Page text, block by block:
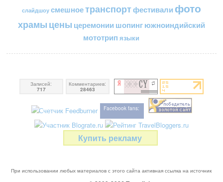
слайдшоу смешноетранспортфестивали фото
храмы цены церемонии шопингюжноиндийский
мототрип языки
Записей:
717
Комментариев:
28463
Facebook fans:
Купить рекламу
При использовании любых материалов с этого сайта активная ссылка на источник